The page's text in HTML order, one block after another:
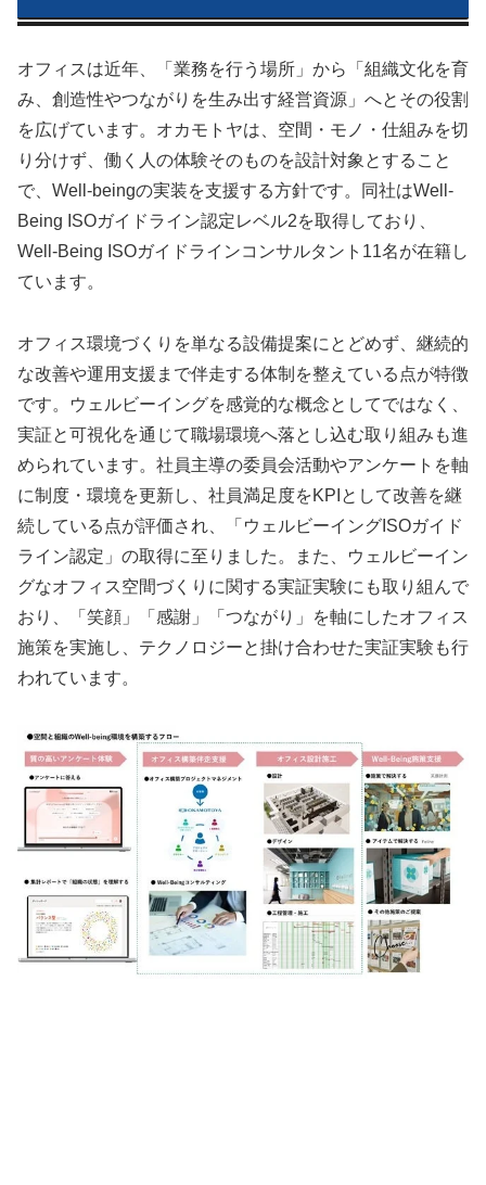
オフィスは近年、「業務を行う場所」から「組織文化を育
み、創造性やつながりを生み出す経営資源」へとその役割
を広げています。オカモトヤは、空間・モノ・仕組みを切
り分けず、働く人の体験そのものを設計対象とすること
で、Well-beingの実装を支援する方針です。同社はWell-
Being ISOガイドライン認定レベル2を取得しており、
Well-Being ISOガイドラインコンサルタント11名が在籍し
ています。
オフィス環境づくりを単なる設備提案にとどめず、継続的
な改善や運用支援まで伴走する体制を整えている点が特徴
です。ウェルビーイングを感覚的な概念としてではなく、
実証と可視化を通じて職場環境へ落とし込む取り組みも進
められています。社員主導の委員会活動やアンケートを軸
に制度・環境を更新し、社員満足度をKPIとして改善を継
続している点が評価され、「ウェルビーイングISOガイド
ライン認定」の取得に至りました。また、ウェルビーイン
グなオフィス空間づくりに関する実証実験にも取り組んで
おり、「笑顔」「感謝」「つながり」を軸にしたオフィス
施策を実施し、テクノロジーと掛け合わせた実証実験も行
われています。